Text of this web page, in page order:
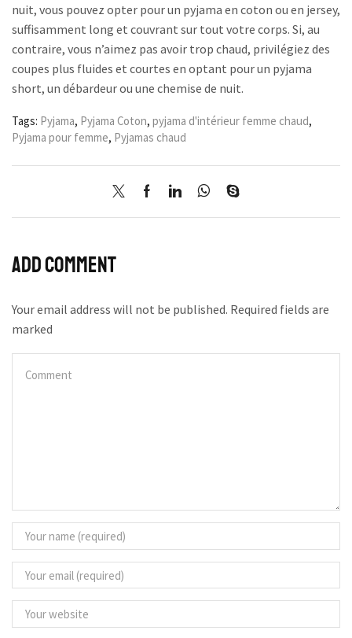
nuit, vous pouvez opter pour un pyjama en coton ou en jersey,
suffisamment long et couvrant sur tout votre corps. Si, au
contraire, vous n’aimez pas avoir trop chaud, privilégiez des
coupes plus fluides et courtes en optant pour un pyjama
short, un débardeur ou une chemise de nuit.
Tags: Pyjama, Pyjama Coton, pyjama d'intérieur femme chaud,
Pyjama pour femme, Pyjamas chaud
Add comment
Your email address will not be published. Required fields are
marked